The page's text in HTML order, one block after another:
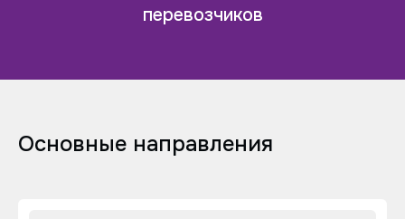
перевозчиков
Основные направления